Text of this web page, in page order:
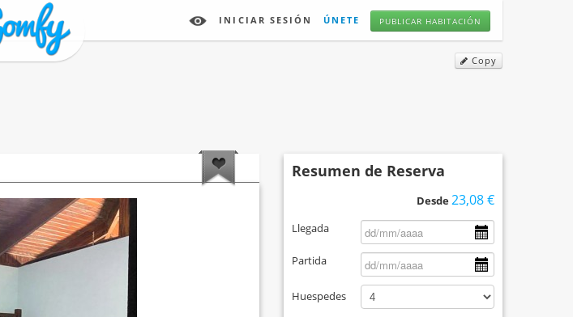
INICIAR SESIÓN ÚNETE PUBLICAR HABITACIÓN
Copy
Resumen de Reserva
Desde23,08 €
Llegada
Partida
Huespedes